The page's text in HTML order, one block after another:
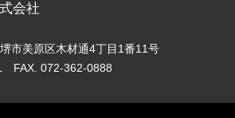
会社
市美原区木材通4丁目1番11号
FAX. 072-362-0888